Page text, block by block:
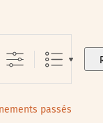
passés